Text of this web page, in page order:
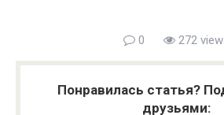
0 272
Понравилась статья?
друзьями: